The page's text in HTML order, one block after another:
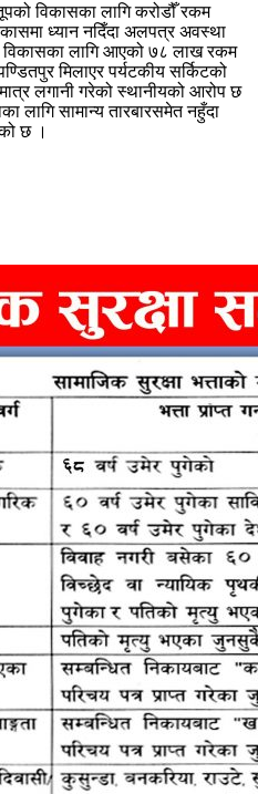
विकासका लागि करोडौँ रकम
ध्यान नदिँदा अलपत्र अवस्था
विकासका लागि आएको ७८ लाख रकम
मिलाएर पर्यटकीय सर्किटको
लगानी गरेको स्थानीयको आरोप छ
लागि सामान्य तारबारसमेत नहुँदा
छ ।